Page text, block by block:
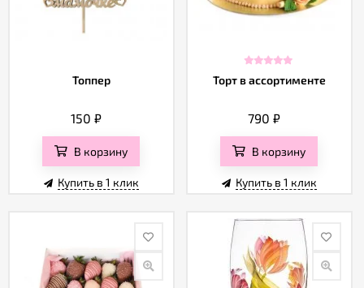
Топпер
150₽
В корзину
Купить в 1 клик
Торт в ассортименте
790₽
В корзину
Купить в 1 клик